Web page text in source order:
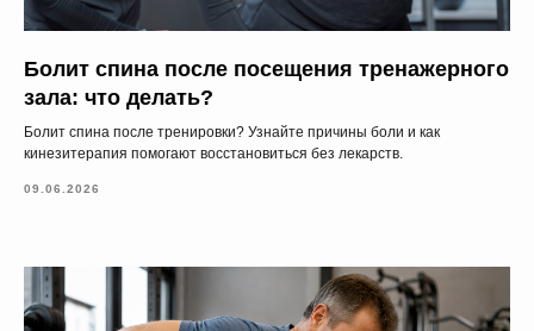
Болит спина после посещения тренажерного
зала: что делать?
Болит спина после тренировки? Узнайте причины боли и как
кинезитерапия помогают восстановиться без лекарств.
09.06.2026